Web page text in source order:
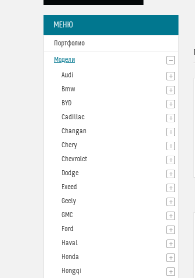
Портфолио
Модели
Audi
Bmw
BYD
Cadillac
Changan
Chery
Chevrolet
Dodge
Exeed
Geely
GMC
Ford
Haval
Honda
Hongqi